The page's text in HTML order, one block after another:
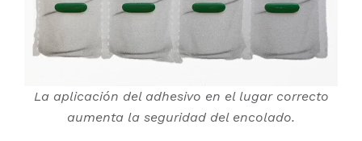
La aplicación del adhesivo en el lugar correcto
aumenta la seguridad del encolado.